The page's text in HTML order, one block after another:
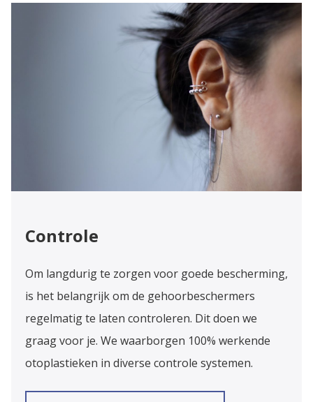
Controle
Om langdurig te zorgen voor goede bescherming,
is het belangrijk om de gehoorbeschermers
regelmatig te laten controleren. Dit doen we
graag voor je. We waarborgen 100% werkende
otoplastieken in diverse controle systemen.